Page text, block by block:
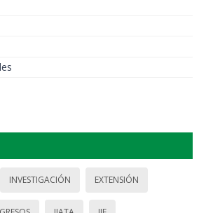
INVESTIGACIÓN EXTENSIÓN